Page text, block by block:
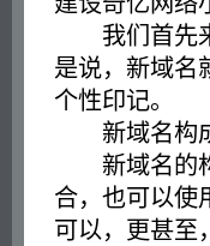
我们首先来
是说，新域名
个性印记。
新域名构
新域名的构
合，也可以使
可以，更甚至